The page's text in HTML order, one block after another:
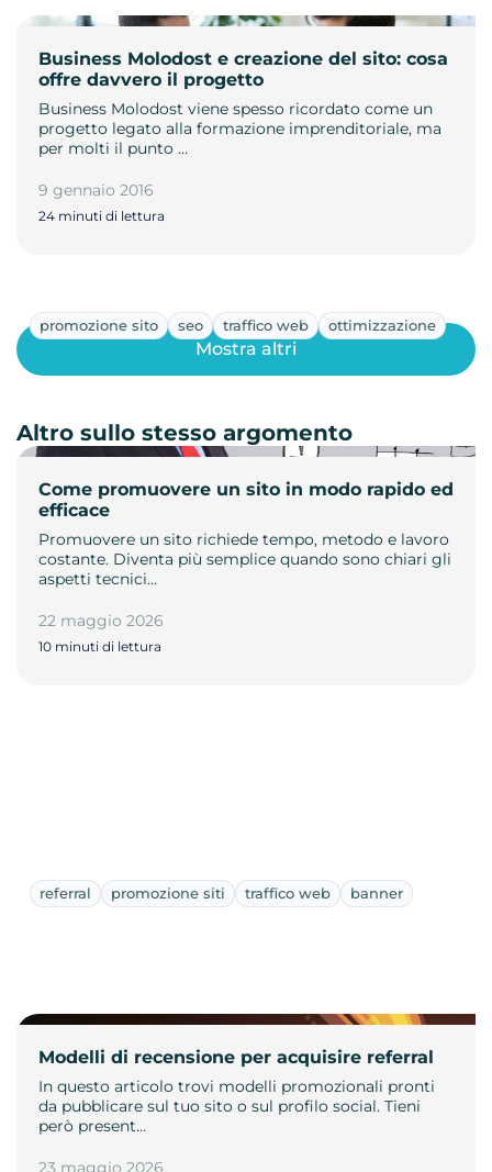
Business Molodost e creazione del sito: cosa
offre davvero il progetto
Business Molodost viene spesso ricordato come un
progetto legato alla formazione imprenditoriale, ma
per molti il punto …
9 gennaio 2016
24 minuti di lettura
promozione sito seo traffico web ottimizzazione
Come promuovere un sito in modo rapido ed
efficace
Promuovere un sito richiede tempo, metodo e lavoro
costante. Diventa più semplice quando sono chiari gli
aspetti tecnici…
22 maggio 2026
10 minuti di lettura
Mostra altri
Altro sullo stesso argomento
referral promozione siti traffico web banner
Modelli di recensione per acquisire referral
In questo articolo trovi modelli promozionali pronti
da pubblicare sul tuo sito o sul profilo social. Tieni
però present…
23 maggio 2026